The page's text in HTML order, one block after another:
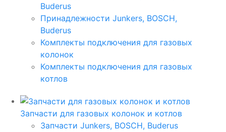
Buderus
Принадлежности Junkers, BOSCH,
Buderus
Комплекты подключения для газовых
колонок
Комплекты подключения для газовых
котлов
Запчасти для газовых колонок и котлов
Запчасти Junkers, BOSCH, Buderus